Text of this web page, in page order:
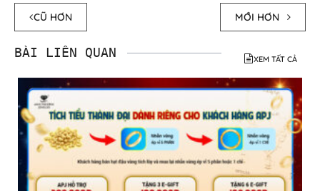
CŨ HƠN MỚI HƠN
XEM TẤT CẢ
BÀI LIÊN QUAN